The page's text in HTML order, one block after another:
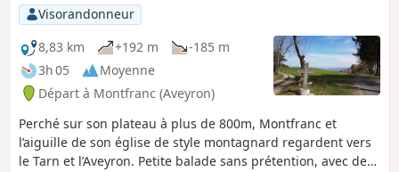
Visorandonneur
8,83 km
+192 m
-185 m
3h 05
Moyenne
Départ à Montfranc (Aveyron)
Perché sur son plateau à plus de 800m, Montfranc et
l’aiguille de son église de style montagnard regardent vers
le Tarn et l’Aveyron. Petite balade sans prétention, avec des